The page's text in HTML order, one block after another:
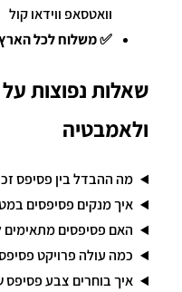
וואטסאפ ווידאו קול
✅משלוח לכל
שאלות נפוצות
ולאמבטיה
מה ההבדל בין פסיפס
איך מנקים פסיפסים
האם פסיפסים מתאימים
כמה עולה פרויקט
איך בוחרים צבע פסיפס